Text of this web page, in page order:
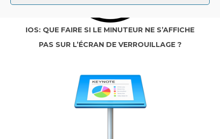
IOS: QUE FAIRE SI LE MINUTEUR NE S’AFFICHE
PAS SUR L’ÉCRAN DE VERROUILLAGE ?